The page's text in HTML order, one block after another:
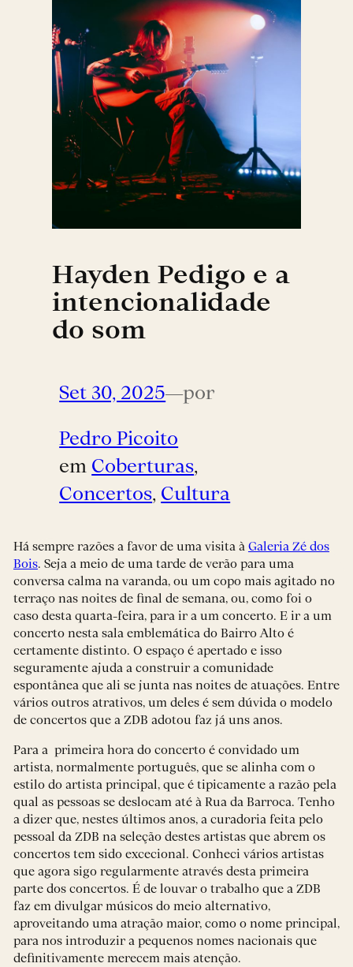
Hayden Pedigo e a
intencionalidade
do som
Set 30, 2025—por
Pedro Picoito
em Coberturas
Concertos, Cultura
Há sempre razões a favor de uma visita à Galeria Zé dos
Bois. Seja a meio de uma tarde de verão para uma
conversa calma na varanda, ou um copo mais agitado no
terraço nas noites de final de semana, ou, como foi o
caso desta quarta-feira, para ir a um concerto. E ir a um
concerto nesta sala emblemática do Bairro Alto é
certamente distinto. O espaço é apertado e isso
seguramente ajuda a construir a comunidade
espontânea que ali se junta nas noites de atuações. Entre
vários outros atrativos, um deles é sem dúvida o modelo
de concertos que a ZDB adotou faz já uns anos.
Para a primeira hora do concerto é convidado um
artista, normalmente português, que se alinha com o
estilo do artista principal, que é tipicamente a razão pela
qual as pessoas se deslocam até à Rua da Barroca. Tenho
a dizer que, nestes últimos anos, a curadoria feita pelo
pessoal da ZDB na seleção destes artistas que abrem os
concertos tem sido excecional. Conheci vários artistas
que agora sigo regularmente através desta primeira
parte dos concertos. É de louvar o trabalho que a ZDB
faz em divulgar músicos do meio alternativo,
aproveitando uma atração maior, como o nome principal,
para nos introduzir a pequenos nomes nacionais que
definitivamente merecem mais atenção.